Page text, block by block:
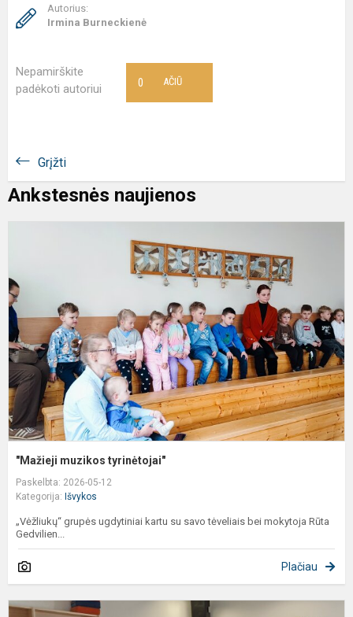
Autorius:
Irmina Burneckienė
Nepamirškite
padėkoti autoriui
AČIŪ
0
Grįžti
Ankstesnės naujienos
"Mažieji muzikos tyrinėtojai"
Paskelbta: 2026-05-12
Kategorija: Išvykos
„Vėžliukų“ grupės ugdytiniai kartu su savo tėveliais bei mokytoja Rūta
Gedvilien...
Plačiau